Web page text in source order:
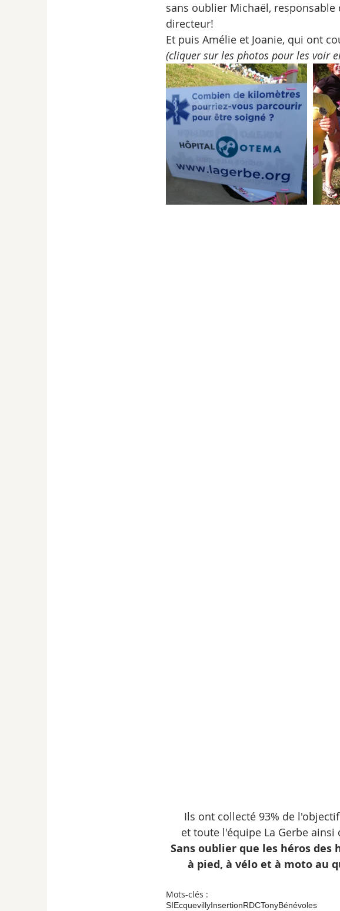
sans oublier Michaël, responsable
directeur!
Et puis Amélie et Joanie, qui ont
(cliquer sur les photos pour les voir
Ils ont collecté 93% de l'objectif
et toute l'équipe La Gerbe
Sans oublier que les héros des
à pied, à vélo et à moto au
Mots-clés :
SIEcquevillyInsertionRDCTonyBénévoles